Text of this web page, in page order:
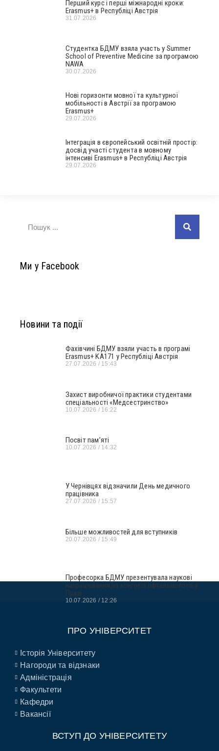
Перший курс і перші міжнародні кроки:
Erasmus+ в Республіці Австрія
31.07.2026
Студентка БДМУ взяла участь у Summer
School of Preventive Medicine за програмою
NAWA
30.07.2026
Нові горизонти мовної та культурної
мобільності в Австрії за програмою
Erasmus+
29.07.2026
Інтеграція в європейський освітній простір:
досвід участі студента в мовному
інтенсиві Erasmus+ в Республіці Австрія
29.07.2026
Ми у Facebook
Новини та події
Фахівчині БДМУ взяли участь в програмі
Erasmus+ KA171 у Республіці Австрія
27.07.2026 15:43
Захист виробничої практики студентами
спеціальності «Медсестринство»
10.07.2026 16:22
Посвіт пам’яті
10.07.2026 14:32
У Чернівцях відзначили День медичного
працівника
27.07.2026 15:57
Більше можливостей для вступників
20.07.2026 15:49
Професорка БДМУ презентувала наукові
напрацювання на конгресі офтальмологів у
Празі
10.07.2026 12:26
ПРО УНІВЕРСИТЕТ
Історія Університету
Нагороди та відзнаки
Адміністрація
Факультети
Кафедри
Вакансії
ВСТУП ДО УНІВЕРСИТЕТУ